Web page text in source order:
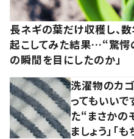
長ネギの葉だけ収穫し、
起こしてみた結果…“驚愕
の瞬間を目にしたのか」
洗濯物のカ
ってもいいで
た“まさかの
ましょう」「も